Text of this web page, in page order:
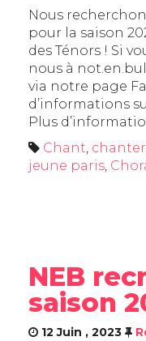
Nous
pour la saison
des Ténors ! Si
nous à
via notre page
d’informations
Plus
Chant chanter
jeune paris
NEB
saison
12 Juin , 2023